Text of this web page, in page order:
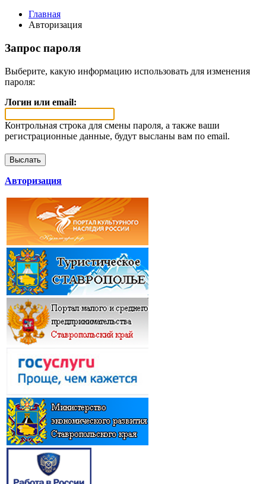
Главная
Авторизация
Запрос пароля
Выберите, какую информацию использовать для изменения
пароля:
Логин или email:
Контрольная строка для смены пароля, а также ваши
регистрационные данные, будут высланы вам по email.
Авторизация